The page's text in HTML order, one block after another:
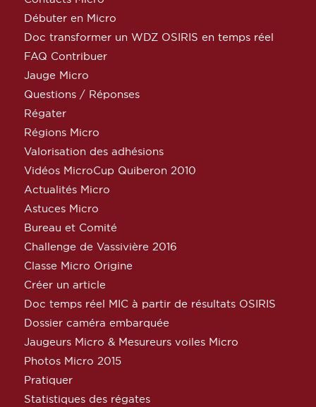
Débuter en Micro
Doc transformer un WDZ OSIRIS en temps réel
FAQ Contribuer
Jauge Micro
Questions / Réponses
Régater
Régions Micro
Valorisation des adhésions
Vidéos MicroCup Quiberon 2010
Actualités Micro
Astuces Micro
Bureau et Comité
Challenge de Vassivière 2016
Classe Micro Origine
Créer un article
Doc temps réel MIC à partir de résultats OSIRIS
Dossier caméra embarquée
Jaugeurs Micro & Mesureurs voiles Micro
Photos Micro 2015
Pratiquer
Statistiques des régates